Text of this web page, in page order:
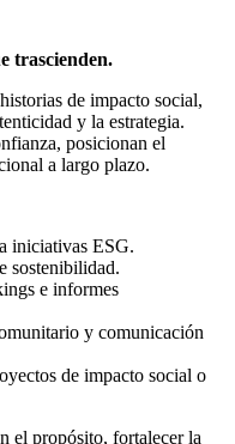
trascienden.
de impacto social,
y la estrategia.
posicionan el
a largo plazo.
iniciativas ESG.
sostenibilidad.
e informes
y comunicación
de impacto social o
el propósito, fortalecer la